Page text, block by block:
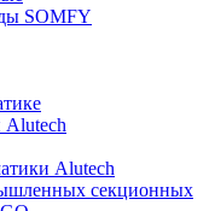
SOMFY
Alutech
Alutech
секционных